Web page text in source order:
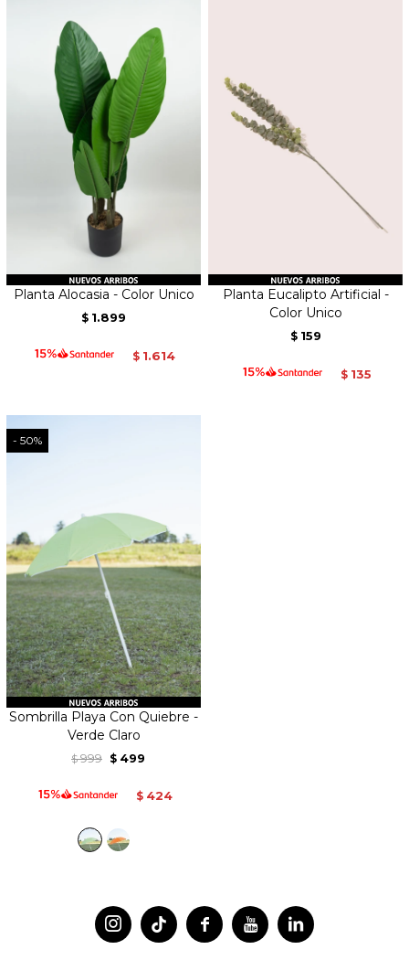
Planta Alocasia - Color Unico
$ 1.899
$ 1.614
Planta Eucalipto Artificial -
Color Unico
$ 159
$ 135
50
Sombrilla Playa Con Quiebre -
Verde Claro
$ 999 $ 499
$ 424
 
 